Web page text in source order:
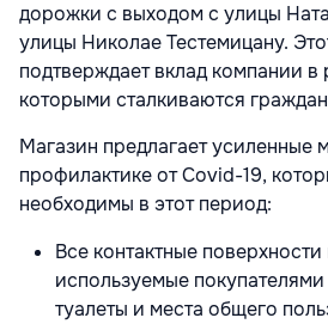
дорожки с выходом с улицы
улицы Николае Тестемицану.
подтверждает вклад компании
которыми сталкиваются
Магазин предлагает усиленные
профилактике от Covid-19,
необходимы в этот период:
Все контактные
используемые
туалеты и места общего